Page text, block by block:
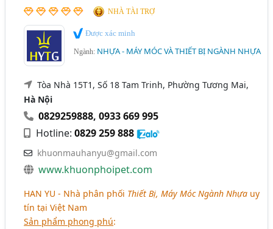
NHÀ TÀI TRỢ
Được xác minh
Ngành: NHỰA - MÁY MÓC VÀ THIẾT BỊ NGÀNH NHỰA
Tòa Nhà 15T1, Số 18 Tam Trinh, Phường Tương Mai,
Hà Nội
0829259888,0933 669 995
Hotline:0829 259 888
khuonmauhanyu@gmail.com
www.khuonphoipet.com
HAN YU - Nhà phân phối Thiết Bị, Máy Móc Ngành Nhựa uy
tín tại Việt Nam
Sản phẩm phong phú: